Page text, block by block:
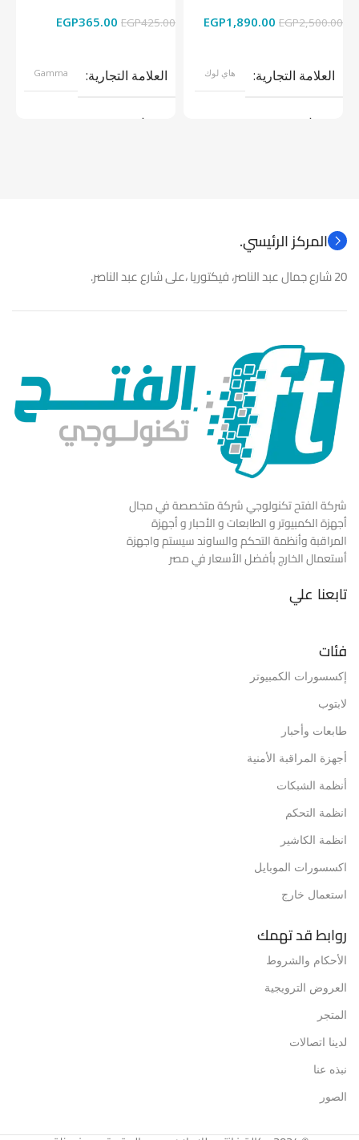
EGP2,500.00
EGP1,890.00
العلامة التجارية هاي لوك
موديل
EGP425.00
EGP365.00
العلامة التجارية Gamma
موديل
المركز الرئيسي.
20 شارع جمال عبد الناصر، فيكتوريا ،على شارع عبد الناصر.
شركة الفتح تكنولوجي شركة متخصصة في مجال
أجهزة الكمبيوتر و الطابعات و الأحبار و أجهزة
المراقبة وأنظمة التحكم والساوند سيستم واجهزة
أستعمال الخارج بأفضل الأسعار في مصر
تابعنا علي
فئات
إكسسورات الكمبيوتر
لابتوب
طابعات وأحبار
أجهزة المراقبة الأمنية
أنظمة الشبكات
انظمة التحكم
انظمة الكاشير
اكسسورات الموبايل
استعمال خارج
روابط قد تهمك
الأحكام والشروط
العروض الترويجية
المتجر
لدينا اتصالات
نبذه عنا
الصور